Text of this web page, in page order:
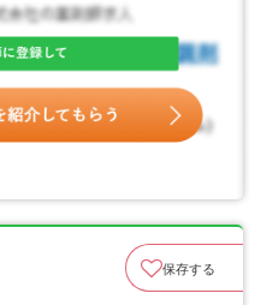
保存する